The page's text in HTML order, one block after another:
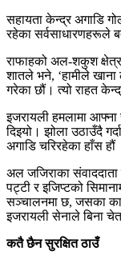
सहायता केन्द्र अगाडि
रहेका सर्वसाधारणहरूले
राफाहको अल-शकुश
शातले भने, ‘हामीले
गरेका छौं। त्यो राहत
इजरायली हमलामा आफ्ना
दिइयो। झोला उठाउँदै
अगाडि चरिरहेका हाँस हौं
अल जजिराका
पट्टी र इजिप्टको
सञ्चालनमा छ, जसका
इजरायली सेनाले बिना
कतै छैन सुरक्षित ठाउँ